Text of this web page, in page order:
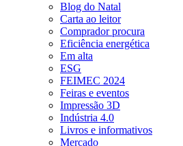
Blog do Natal
Carta ao leitor
Comprador procura
Eficiência energética
Em alta
ESG
FEIMEC 2024
Feiras e eventos
Impressão 3D
Indústria 4.0
Livros e informativos
Mercado